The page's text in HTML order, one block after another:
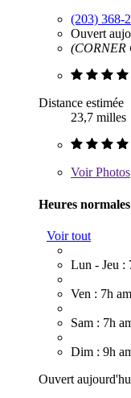
(203) 368-
Ouvert
(CORNER
Distance estimée
23,7 milles
VoirPhotos
Heures normales
Voir tout
Lun - Jeu :
Ven : 7h
Sam : 7h
Dim : 9h
Ouvert